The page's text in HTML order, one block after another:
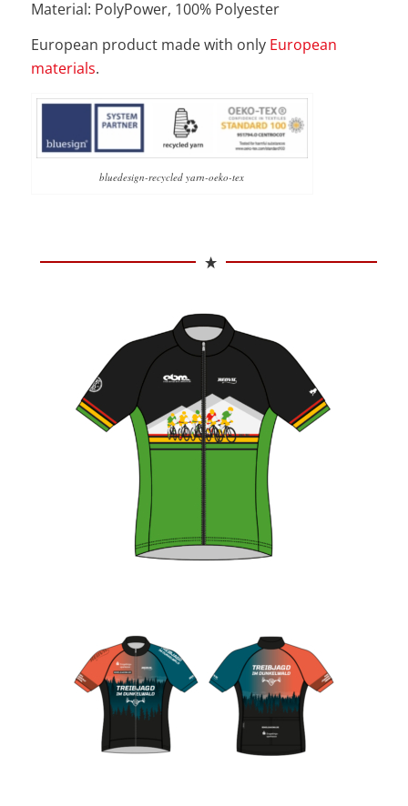
Material: PolyPower, 100% Polyester
European product made with only European
materials.
bluedesign-recycled yarn-oeko-tex